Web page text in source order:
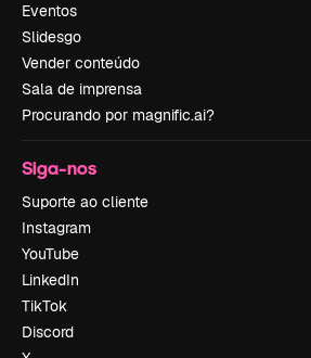
Eventos
Slidesgo
Vender conteúdo
Sala de imprensa
Procurando por magnific.ai?
Siga-nos
Suporte ao cliente
Instagram
YouTube
LinkedIn
TikTok
Discord